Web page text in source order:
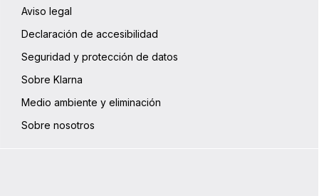
Aviso legal
Declaración de accesibilidad
Seguridad y protección de datos
Sobre Klarna
Medio ambiente y eliminación
Sobre nosotros